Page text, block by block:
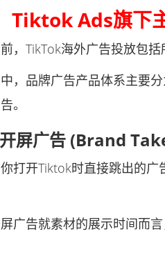
Tiktok Ads旗下
TikTok海外广告投放包括
品牌广告产品体系主要分
。
屏广告 (Brand
开Tiktok时直接跳出的广告
告就素材的展示时间而言